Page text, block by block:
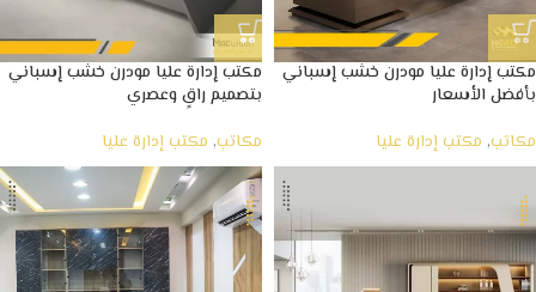
مكتب إدارة عليا مودرن خشب إسباني
بأفضل الأسعار
مكاتب, مكتب إدارة عليا
مكتب إدارة عليا مودرن خشب إسباني
بتصميم راقٍ وعصري
مكاتب, مكتب إدارة عليا